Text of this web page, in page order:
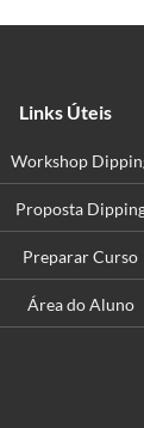
Links Úteis
Workshop
Proposta
Preparar Curso
Área do Aluno